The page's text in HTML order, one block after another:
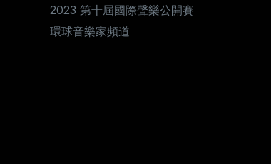
2023 第十屆國際聲樂公開賽
環球音樂家頻道